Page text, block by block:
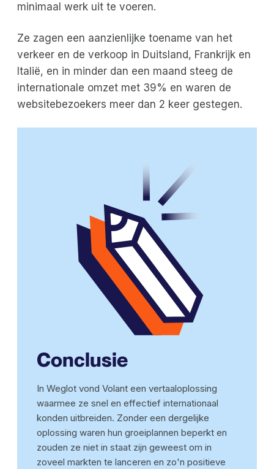
minimaal werk uit te voeren.
Ze zagen een aanzienlijke toename van het
verkeer en de verkoop in Duitsland, Frankrijk en
Italië, en in minder dan een maand steeg de
internationale omzet met 39% en waren de
websitebezoekers meer dan 2 keer gestegen.
Conclusie
In Weglot vond Volant een vertaaloplossing
waarmee ze snel en effectief internationaal
konden uitbreiden. Zonder een dergelijke
oplossing waren hun groeiplannen beperkt en
zouden ze niet in staat zijn geweest om in
zoveel markten te lanceren en zo'n positieve